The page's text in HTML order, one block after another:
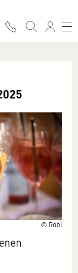
© Röbl